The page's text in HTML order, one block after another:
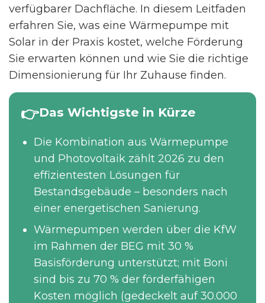
verfügbarer Dachfläche. In diesem Leitfaden
erfahren Sie, was eine Wärmepumpe mit
Solar in der Praxis kostet, welche Förderung
Sie erwarten können und wie Sie die richtige
Dimensionierung für Ihr Zuhause finden.
Das Wichtigste in Kürze
Die Kombination aus Wärmepumpe
und Photovoltaik zählt 2026 zu den
effizientesten Lösungen für
Bestandsgebäude – besonders nach
einer energetischen Sanierung.
Wärmepumpen werden über die KfW
im Rahmen der BEG mit 30 %
Basisförderung unterstützt; mit Boni
sind bis zu 70 % der förderfähigen
Kosten möglich (gedeckelt auf 30.000